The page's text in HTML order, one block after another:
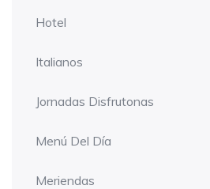
Hotel
Italianos
Jornadas Disfrutonas
Menú Del Día
Meriendas